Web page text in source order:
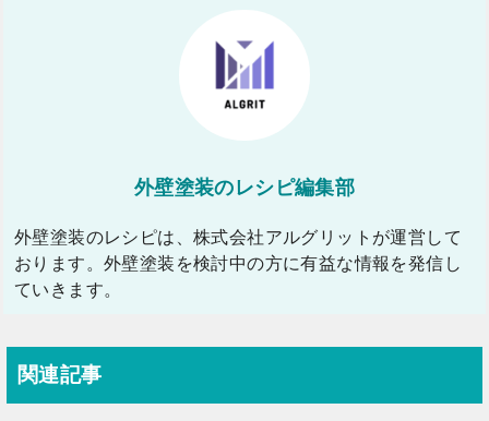
外壁塗装のレシピ編集部
外壁塗装のレシピは、株式会社アルグリットが運営して
おります。外壁塗装を検討中の方に有益な情報を発信し
ていきます。
関連記事